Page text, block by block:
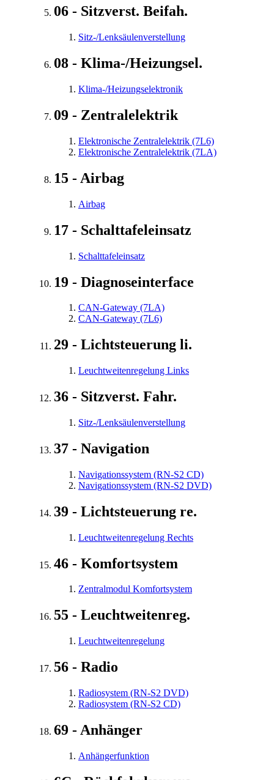
06 - Sitzverst. Beifah.
Sitz-/Lenksäulenverstellung
08 - Klima-/Heizungsel.
Klima-/Heizungselektronik
09 - Zentralelektrik
Elektronische Zentralelektrik (7L6)
Elektronische Zentralelektrik (7LA)
15 - Airbag
Airbag
17 - Schalttafeleinsatz
Schalttafeleinsatz
19 - Diagnoseinterface
CAN-Gateway (7LA)
CAN-Gateway (7L6)
29 - Lichtsteuerung li.
Leuchtweitenregelung Links
36 - Sitzverst. Fahr.
Sitz-/Lenksäulenverstellung
37 - Navigation
Navigationssystem (RN-S2 CD)
Navigationssystem (RN-S2 DVD)
39 - Lichtsteuerung re.
Leuchtweitenregelung Rechts
46 - Komfortsystem
Zentralmodul Komfortsystem
55 - Leuchtweitenreg.
Leuchtweitenregelung
56 - Radio
Radiosystem (RN-S2 DVD)
Radiosystem (RN-S2 CD)
69 - Anhänger
Anhängerfunktion